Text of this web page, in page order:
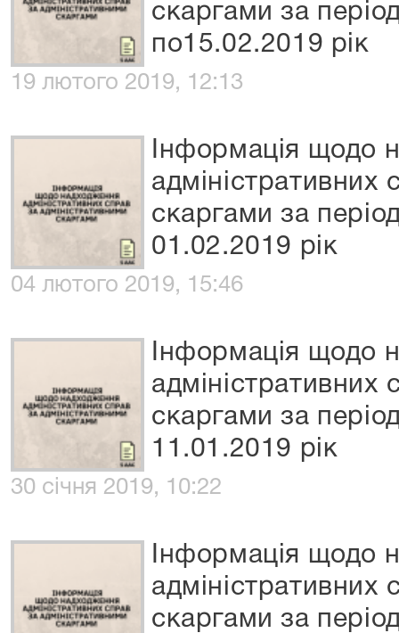
скаргами за
по15.02.2019 рік
19 лютого 2019, 12:13
Інформація щодо
адміністративних
скаргами за
01.02.2019 рік
04 лютого 2019, 15:46
Інформація щодо
адміністративних
скаргами за
11.01.2019 рік
30 січня 2019, 10:22
Інформація щодо
адміністративних
скаргами за